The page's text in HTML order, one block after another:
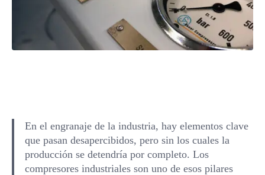
En el engranaje de la industria, hay elementos clave
que pasan desapercibidos, pero sin los cuales la
producción se detendría por completo. Los
compresores industriales son uno de esos pilares